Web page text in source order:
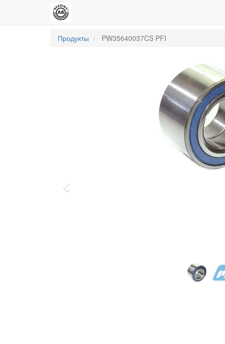
Продукты PW35640037CS PFI